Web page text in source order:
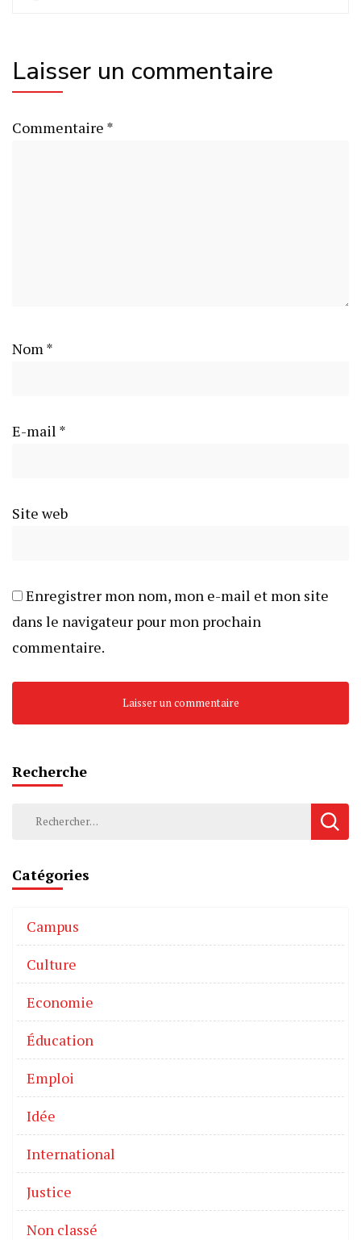
Laisser un commentaire
Commentaire *
Nom *
E-mail *
Site web
Enregistrer mon nom, mon e-mail et mon site
dans le navigateur pour mon prochain
commentaire.
Recherche
Catégories
Campus
Culture
Economie
Éducation
Emploi
Idée
International
Justice
Non classé